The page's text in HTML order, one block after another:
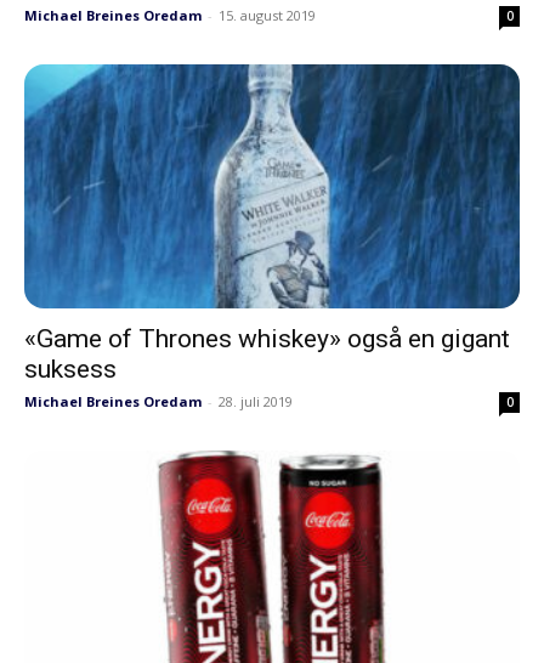
Michael Breines Oredam - 15. august 2019 0
«Game of Thrones whiskey» også en gigant
suksess
Michael Breines Oredam - 28. juli 2019 0